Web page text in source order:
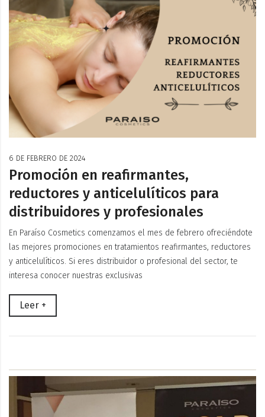
6 DE FEBRERO DE 2024
Promoción en reafirmantes,
reductores y anticelulíticos para
distribuidores y profesionales
En Paraíso Cosmetics comenzamos el mes de febrero ofreciéndote
las mejores promociones en tratamientos reafirmantes, reductores
y anticelulíticos. Si eres distribuidor o profesional del sector, te
interesa conocer nuestras exclusivas
Leer +